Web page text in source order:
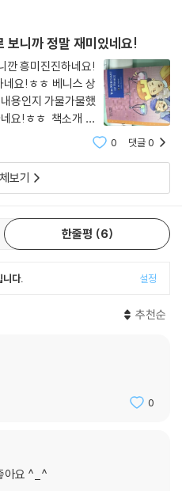
보니까 정말 재미있네요!
깐 흥미진진하네요!
네요!ㅎㅎ 베니스 상
용인지 가물가물했
요!ㅎㅎ 책소개 내
ㅎ 영어로 읽는 세
스토리
0 댓글0
보기
한줄평 6
니다. 설정
추천순
0
아요 ^_^